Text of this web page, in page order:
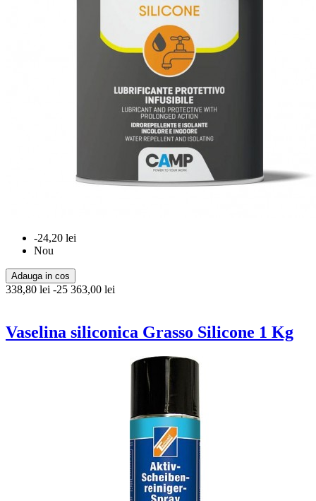
-24,20 lei
Nou
Adauga in cos
338,80 lei -25 363,00 lei
Vaselina siliconica Grasso Silicone 1 Kg